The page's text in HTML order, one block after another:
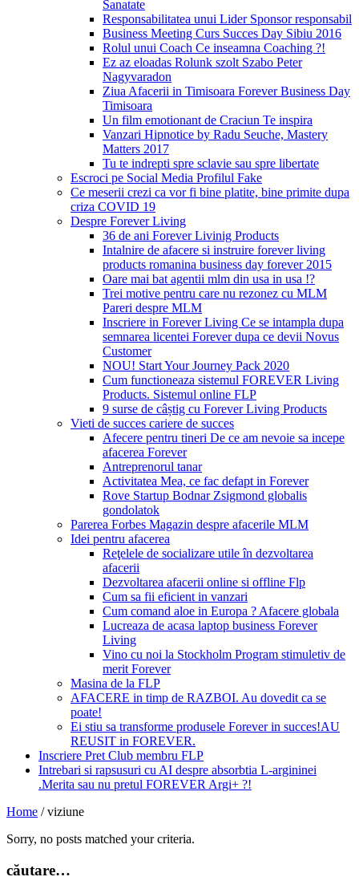
Sanatate
Responsabilitatea unui Lider Sponsor responsabil
Business Meeting Curs Succes Day Sibiu 2016
Rolul unui Coach Ce inseamna Coaching ?!
Ez az eloadas Rolunk szolt Szabo Peter
Nagyvaradon
Ziua Afacerii in Timisoara Forever Business Day
Timisoara
Un film emotionant de Craciun Te inspira
Vanzari Hipnotice by Radu Seuche, Mastery
Matters 2017
Tu te indrepti spre sclavie sau spre libertate
Escroci pe Social Media Profilul Fake
Ce meserii crezi ca vor fi bine platite, bine primite dupa
criza COVID 19
Despre Forever Living
36 de ani Forever Livinig Products
Intalnire de afacere si instruire forever living
products romanina business day forever 2015
Oare mai bat agentii mlm din usa in usa !?
Trei motive pentru care nu rezonez cu MLM
Pareri despre MLM
Inscriere in Forever Living Ce se intampla dupa
semnarea licentei Forever dupa ce devii Novus
Customer
NOU! Start Your Journey Pack 2020
Cum functioneaza sistemul FOREVER Living
Products. Sistemul online FLP
9 surse de câștig cu Forever Living Products
Vieti de succes cariere de succes
Afecere pentru tineri De ce am nevoie sa incepe
afacerea Forever
Antreprenorul tanar
Activitatea Mea, ce fac defapt in Forever
Rove Startup Bodnar Zsigmond globalis
gondolatok
Parerea Forbes Magazin despre afacerile MLM
Idei pentru afacerea
Reţelele de socializare utile în dezvoltarea
afacerii
Dezvoltarea afacerii online si offline Flp
Cum sa fii eficient in vanzari
Cum comand aloe in Europa ? Afacere globala
Lucreaza de acasa laptop business Forever
Living
Vino cu noi la Stockholm Program stimuletiv de
merit Forever
Masina de la FLP
AFACERE in timp de RAZBOI. Au dovedit ca se
poate!
Ei stiu sa transforme produsele Forever in succes!AU
REUSIT in FOREVER.
Inscriere Pret Club membru FLP
Intrebari si rapsusuri cu AI despre absorbtia L-argininei
.Merita sau nu pretul FOREVER Argi+ ?!
Home / viziune
Sorry, no posts matched your criteria.
căutare…